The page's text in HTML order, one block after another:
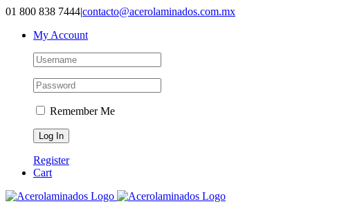
01 800 838 7444|contacto@acerolaminados.com.mx
My Account
Remember Me
Register
Cart